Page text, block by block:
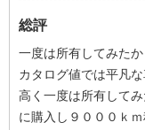
総評
一度は所有してみたか
カタログ値では平凡
高く一度は所有して
に購入し９０００ｋ